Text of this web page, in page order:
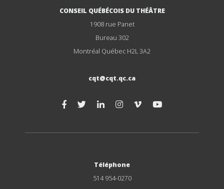
CONSEIL QUÉBÉCOIS DU THÉÂTRE
1908 rue Panet
Bureau 302
Montréal Québec H2L 3A2
cqt@cqt.qc.ca
Téléphone
514 954-0270